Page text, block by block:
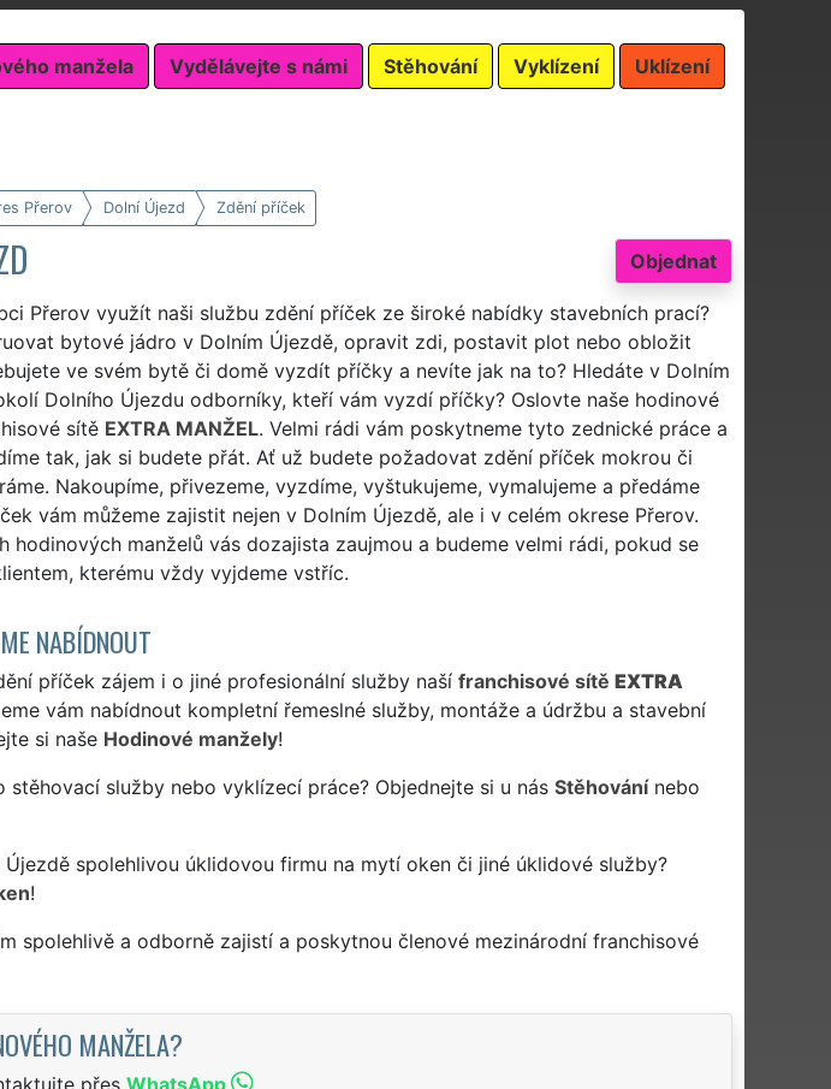
manžela Vydělávejte s námi Stěhování Vyklízení Uklízení
Přerov Dolní Újezd Zdění příček
Objednat
Přerov využít naši službu zdění příček ze široké nabídky stavebních prací?
bytové jádro v Dolním Újezdě, opravit zdi, postavit plot nebo obložit
ve svém bytě či domě vyzdít příčky a nevíte jak na to? Hledáte v Dolním
Dolního Újezdu odborníky, kteří vám vyzdí příčky? Oslovte naše hodinové
sítě EXTRA MANŽEL. Velmi rádi vám poskytneme tyto zednické práce a
tak, jak si budete přát. Ať už budete požadovat zdění příček mokrou či
Nakoupíme, přivezeme, vyzdíme, vyštukujeme, vymalujeme a předáme
vám můžeme zajistit nejen v Dolním Újezdě, ale i v celém okrese Přerov.
hodinových manželů vás dozajista zaujmou a budeme velmi rádi, pokud se
kterému vždy vyjdeme vstříc.
NABÍDNOUT
příček zájem i o jiné profesionální služby naší franchisové sítě EXTRA
vám nabídnout kompletní řemeslné služby, montáže a údržbu a stavební
si naše Hodinové manžely!
služby nebo vyklízecí práce? Objednejte si u nás Stěhovánínebo
spolehlivou úklidovou firmu na mytí oken či jiné úklidové služby?
!
spolehlivě a odborně zajistí a poskytnou členové mezinárodní franchisové
MANŽELA?
přes WhatsApp